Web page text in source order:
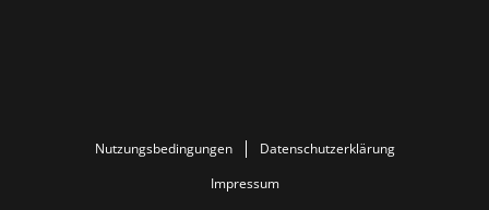
Nutzungsbedingungen
Datenschutzerklärung
Impressum